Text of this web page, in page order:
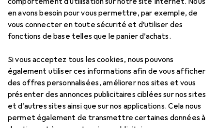
en avons besoin pour vous permettre, par exemple, de
vous connecter en toute sécurité et d’utiliser des
fonctions de base telles que le panier d’achats.
Si vous acceptez tous les cookies, nous pouvons
également utiliser ces informations afin de vous afficher
des offres personnalisées, améliorer nos sites et vous
présenter des annonces publicitaires ciblées sur nos sites
et d’autres sites ainsi que sur nos applications. Cela nous
permet également de transmettre certaines données à
StarTech Câble USB 2.0 USB-A vers
USB-C 1m - Câble de connexion USB
Prix en EUR TVA incl.
EUR
15,38
Évaluations Marque
Plus de produits StarTech